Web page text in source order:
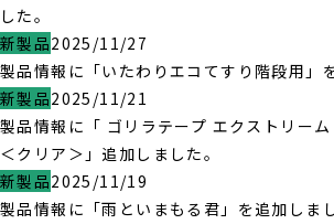
した。
新製品2025/11/27
製品情報に「いたわりエコてすり階段用」
新製品2025/11/21
製品情報に「 ゴリラテープ エクストリー
＜クリア＞」追加しました。
新製品2025/11/19
製品情報に「雨といまもる君」を追加しまし